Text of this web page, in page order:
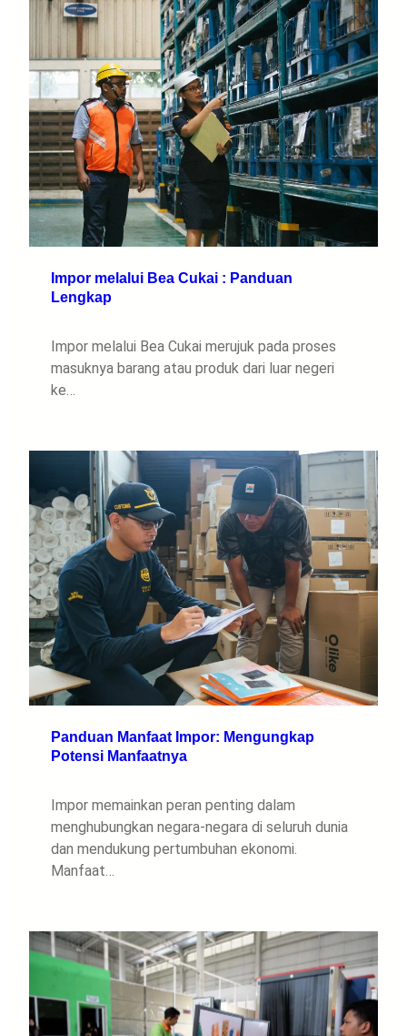
Impor melalui Bea Cukai : Panduan
Lengkap
Impor melalui Bea Cukai merujuk pada proses
masuknya barang atau produk dari luar negeri
ke…
Panduan Manfaat Impor: Mengungkap
Potensi Manfaatnya
Impor memainkan peran penting dalam
menghubungkan negara-negara di seluruh dunia
dan mendukung pertumbuhan ekonomi.
Manfaat…